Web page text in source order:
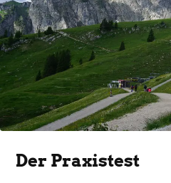
Der Praxistest